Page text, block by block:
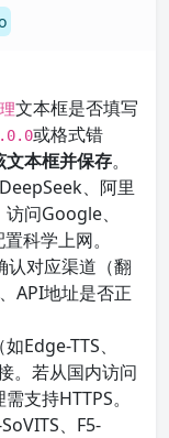
文本框是否填写
或格式错
文本框并保存。
、阿里
问Google、
科学上网。
认对应渠道（翻
API地址是否正
Edge-TTS、
。若从国内访问
支持HTTPS。
、F5-